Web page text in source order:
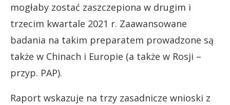
mogłaby zostać zaszczepiona w drugim i
trzecim kwartale 2021 r. Zaawansowane
badania na takim preparatem prowadzone są
także w Chinach i Europie (a także w Rosji –
przyp. PAP).
Raport wskazuje na trzy zasadnicze wnioski z